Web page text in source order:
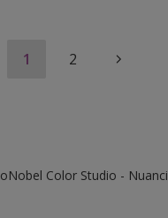
1 2
Color Studio -